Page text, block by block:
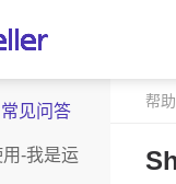
见问答
-我是运
帮